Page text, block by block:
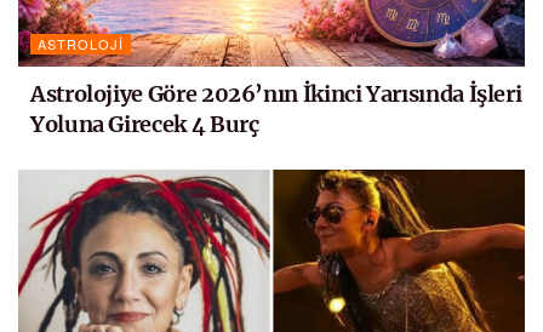
ASTROLOJI
Astrolojiye Göre 2026’nın İkinci Yarısında İşleri
Yoluna Girecek 4 Burç